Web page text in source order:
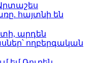
հայտնի են
արդեն
ողբերգական